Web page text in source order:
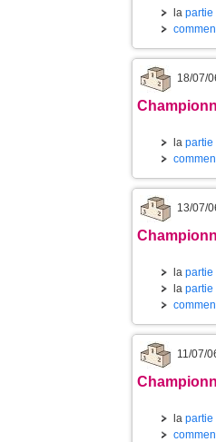
la partie
18/07/
la partie
13/07/
la partie
la partie
11/07/
la partie